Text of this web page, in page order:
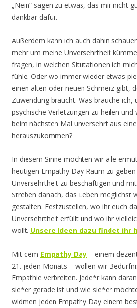
„Nein“ sagen zu etwas, das mir nicht
dankbar dafür.
Außerdem kann ich auch dahin
mehr um meine Unversehrtheit
fragen, in welchen Situtationen ich
fühle. Oder wo immer wieder etwas
einen alten oder neuen Schmerz gibt,
Zuwendung braucht. Was brauche ich,
psychische Verletzungen zu heilen
beim nächsten Mal unversehrt aus
herauszukommen?
In diesem Sinne möchten wir alle
heutigen Empathy Day Raum zu
Unversehrtheit zu beschäftigen und
Streben danach, das Leben möglichst
gestalten. Festzustellen, wo ihr euch
Unversehrtheit erfüllt und wo ihr
wollt. Unsere Ideen dazu findet ihr
Mit dem Empathy Day – einem
21. jeden Monats – wollen wir
Empathie verbreiten. Jede*r kann
sie*er gerade ist und wie sie*er
widmen jeden Empathy Day einem